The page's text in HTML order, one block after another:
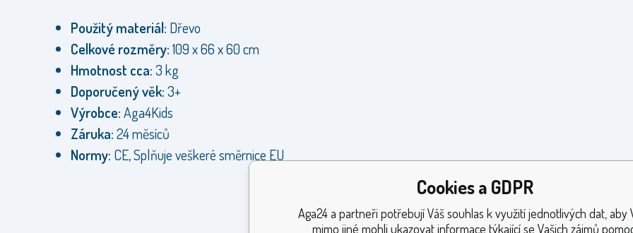
Použitý materiál: Dřevo
Celkové rozměry:109 x 66 x 60 cm
Hmotnost cca:3 kg
Doporučený věk:3+
Výrobce:Aga4Kids
Záruka:24 měsíců
Normy: CE, Splňuje veškeré směrnice EU
Cookies a GDPR
Aga24 a partneři potřebují Váš souhlas k využití jednotlivých dat, aby
mimo jiné mohli ukazovat informace týkající se Vašich zájmů